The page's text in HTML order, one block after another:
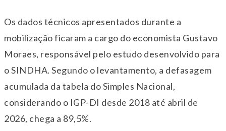
Os dados técnicos apresentados durante a
mobilização ficaram a cargo do economista Gustavo
Moraes, responsável pelo estudo desenvolvido para
o SINDHA. Segundo o levantamento, a defasagem
acumulada da tabela do Simples Nacional,
considerando o IGP-DI desde 2018 até abril de
2026, chega a 89,5%.